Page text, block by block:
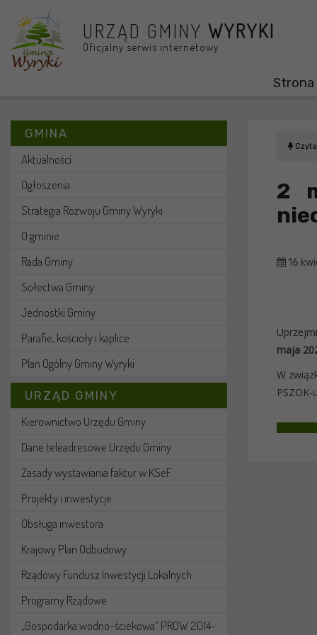
URZĄD GMINY WYRYKI
Oficjalny serwis internetowy
Strona
GMINA
Aktualności
Ogłoszenia
Strategia Rozwoju Gminy Wyryki
O gminie
Rada Gminy
Sołectwa Gminy
Jednostki Gminy
Parafie, kościoły i kaplice
Plan Ogólny Gminy Wyryki
URZĄD GMINY
Kierownictwo Urzędu Gminy
Dane teleadresowe Urzędu Gminy
Zasady wystawiania faktur w KSeF
Projekty i inwestycje
Obsługa inwestora
Krajowy Plan Odbudowy
Rządowy Fundusz Inwestycji Lokalnych
Programy Rządowe
„Gospodarka wodno-ściekowa” PROW 2014-
2
16
maja
W